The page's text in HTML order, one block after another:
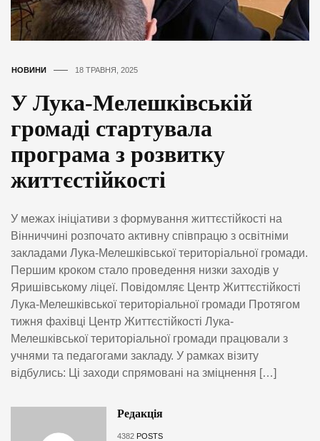
НОВИНИ 18 ТРАВНЯ, 2025
У Лука-Мелешківській
громаді стартувала
програма з розвитку
життєстійкості
У межах ініціативи з формування життєстійкості на
Вінниччині розпочато активну співпрацю з освітніми
закладами Лука-Мелешківської територіальної громади.
Першим кроком стало проведення низки заходів у
Яришівському ліцеї. Повідомляє Центр Життєстійкості
Лука-Мелешківської територіальної громади Протягом
тижня фахівці Центр Життєстійкості Лука-
Мелешківської територіальної громади працювали з
учнями та педагогами закладу. У рамках візиту
відбулись: Ці заходи спрямовані на зміцнення […]
Редакція
4382 POSTS